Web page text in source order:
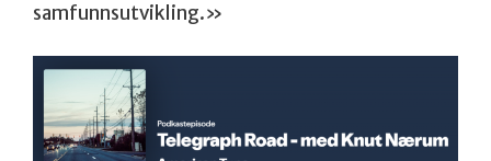
samfunnsutvikling.»